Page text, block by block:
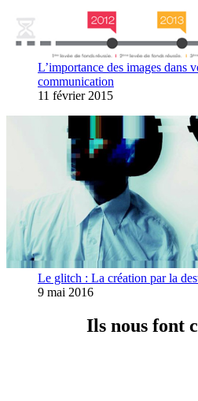
L’importance des images dans
communication
11 février 2015
Le glitch : La création par la
9 mai 2016
Ils nous font